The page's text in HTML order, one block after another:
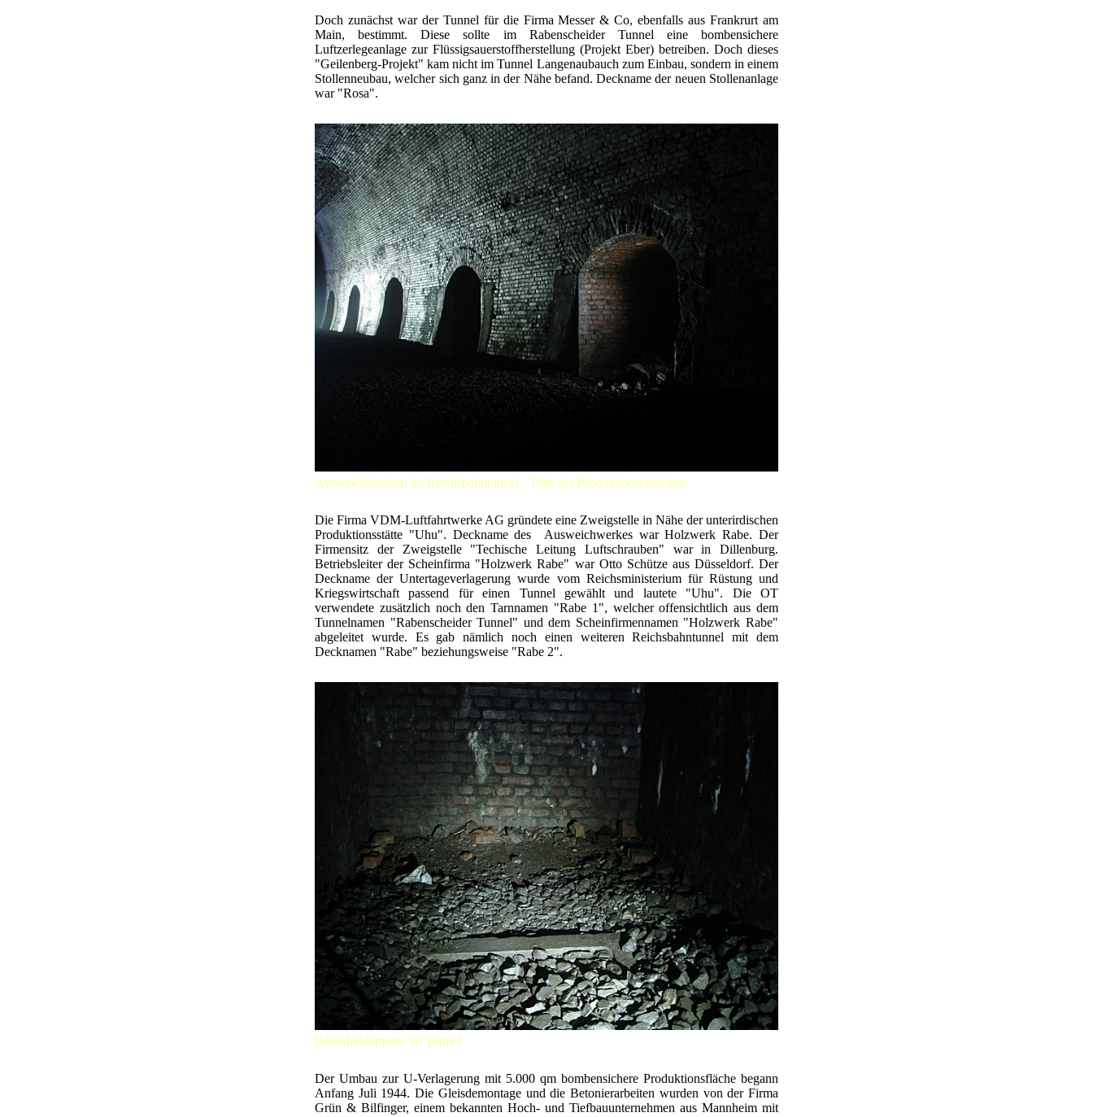
Doch zunächst war der Tunnel für die Firma Messer & Co, ebenfalls aus Frankrurt am
Main, bestimmt. Diese sollte im Rabenscheider Tunnel eine bombensichere
Luftzerlegeanlage zur Flüssigsauerstoffherstellung (Projekt Eber) betreiben. Doch dieses
"Geilenberg-Projekt" kam nicht im Tunnel Langenaubauch zum Einbau, sondern in einem
Stollenneubau, welcher sich ganz in der Nähe befand. Deckname der neuen Stollenanlage
war "Rosa".
Ausweichbuchten im Reichsbahntunnel - Teile der Produktionseinheiten
Die Firma VDM-Luftfahrtwerke AG gründete eine Zweigstelle in Nähe der unterirdischen
Produktionsstätte "Uhu". Deckname des Ausweichwerkes war Holzwerk Rabe. Der
Firmensitz der Zweigstelle "Techische Leitung Luftschrauben" war in Dillenburg.
Betriebsleiter der Scheinfirma "Holzwerk Rabe" war Otto Schütze aus Düsseldorf. Der
Deckname der Untertageverlagerung wurde vom Reichsministerium für Rüstung und
Kriegswirtschaft passend für einen Tunnel gewählt und lautete "Uhu". Die OT
verwendete zusätzlich noch den Tarnnamen "Rabe 1", welcher offensichtlich aus dem
Tunnelnamen "Rabenscheider Tunnel" und dem Scheinfirmennamen "Holzwerk Rabe"
abgeleitet wurde. Es gab nämlich noch einen weiteren Reichsbahntunnel mit dem
Decknamen "Rabe" beziehungsweise "Rabe 2".
Betonfundamente im Tunnel
Der Umbau zur U-Verlagerung mit 5.000 qm bombensichere Produktionsfläche begann
Anfang Juli 1944. Die Gleisdemontage und die Betonierarbeiten wurden von der Firma
Grün & Bilfinger, einem bekannten Hoch- und Tiefbauunternehmen aus Mannheim mit